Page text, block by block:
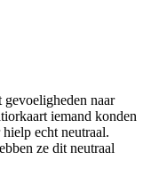
naar
iemand konden
echt neutraal.
ze dit neutraal